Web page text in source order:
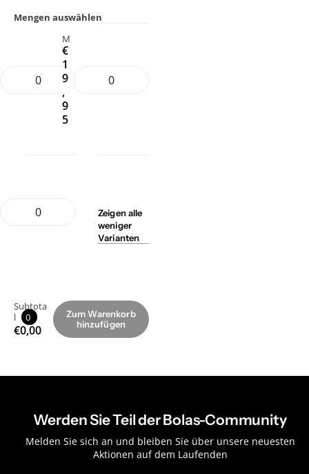
Mengen auswählen
M
€
1
9
,
9
5
Zeigenalle
weniger
Varianten
Subtota
l
0
€0,00
Zum Warenkorb
hinzufügen
Werden Sie Teil der Bolas-Community
Melden Sie sich an und bleiben Sie über unsere neuesten
Aktionen auf dem Laufenden